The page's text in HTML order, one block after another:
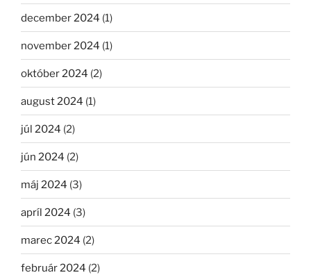
december 2024 (1)
november 2024 (1)
október 2024 (2)
august 2024 (1)
júl 2024 (2)
jún 2024 (2)
máj 2024 (3)
apríl 2024 (3)
marec 2024 (2)
február 2024 (2)